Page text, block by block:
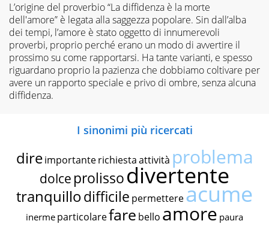
L’origine del proverbio “La diffidenza è la morte
dell'amore” è legata alla saggezza popolare. Sin dall’alba
dei tempi, l’amore è stato oggetto di innumerevoli
proverbi, proprio perché erano un modo di avvertire il
prossimo su come rapportarsi. Ha tante varianti, e spesso
riguardano proprio la pazienza che dobbiamo coltivare per
avere un rapporto speciale e privo di ombre, senza alcuna
diffidenza.
I sinonimi più ricercati
dire importante richiestaattività problema
dolce prolissodivertente
tranquillodifficile permettereacume
inerme particolarefare bello amore paura